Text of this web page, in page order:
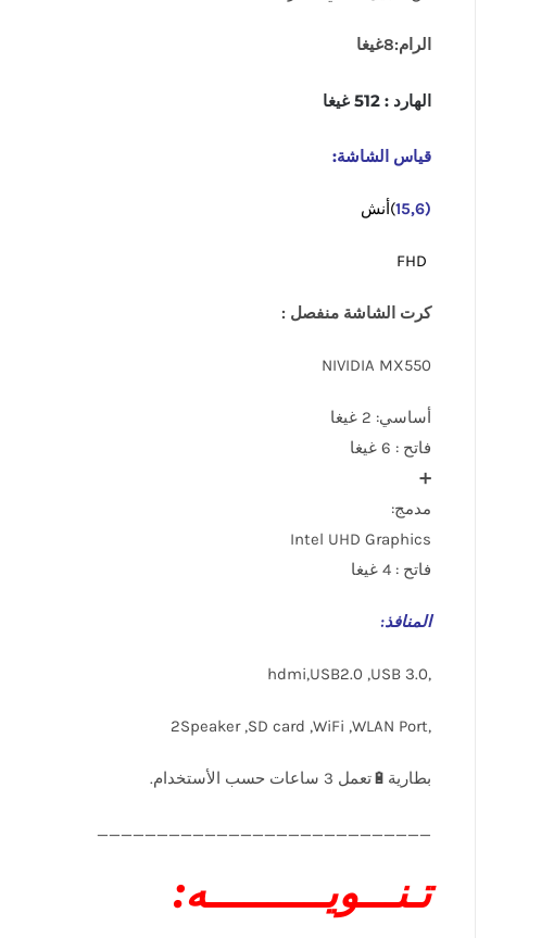
الرام:8غيغا
الهارد : 512 غيغا
قياس الشاشة:
(15,6 )أنش
كرت الشاشة منفصل :
NIVIDIA MX550
أساسي: 2 غيغا
فاتح : 6 غيغا
➕
مدمج:
Intel UHD Graphics
فاتح : 4 غيغا
المنافذ:
,hdmi,USB2.0 ,USB 3.0
,2Speaker ,SD card ,WiFi ,WLAN Port
____________________________
تـنـــويــــــــــه: